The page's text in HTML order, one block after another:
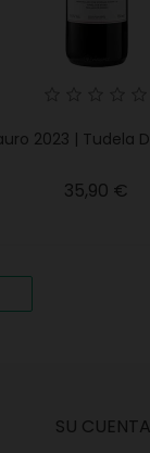
2023 | Tudela
35,90 €
SU CUENTA